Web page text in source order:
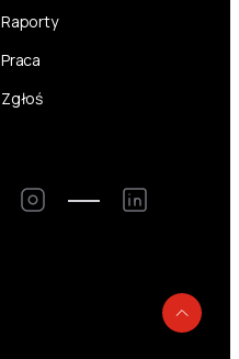
Raporty
Praca
Zgłoś
Instagram LinkedIn